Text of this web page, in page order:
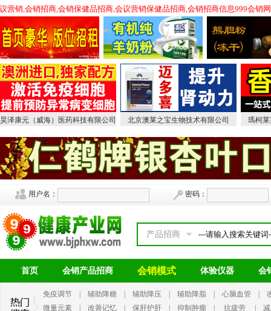
商,会销保健品招商,会议营销保健品招商,会销招商信息999会销网（原中
昊泽康元（威海）医药科技有限公司 北京澳莱之宝生物技术有限公司 瑪柯
用户名： 密码：
产品招商
首页 会销产品招商 会销模式 体验仪器 会
免疫调节 辅助降糖 辅助降压 辅助降脂 心脑血管
微量元素
改善记忆 保肝护肝 抑制肿瘤 抗疲劳